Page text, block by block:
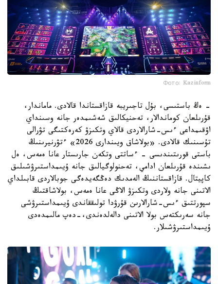
Фото: Kazinform
- ەڭ باستىسى، بۇل تاجىريبە قازاقستاندا قالادى. ماماندار،
قۇرىلعان كوماندالار، تەحنيكالىق شەشىمدەر جانە وسىنداي
اۋقىمداعى ءىس-شارالاردى قالاي وتكىزۋ كەرەكتىگى تۋرالى
تۇسىنىك قالادى. «بولاشاق ويىندارى 2026» ءتۋرنيرىنىڭ
باستى قورىتىندىسى - ءساتتى وتكەن جارىستار عانا ەمەس، ەل
ىشىندە قۇرىلعان ادامي، تەحنولوگيالىق جانە ۇيىمداستىرۋشىلىق
كاپيتال. قازاقستاننىڭ الەمدىك دەڭگەيدەگى جوبالاردى قابىلداي
الاتىنى جانە ولاردى وتكىزۋ الاڭى عانا ەمەس، بولاشاقتىڭ
سپورتتىق ءىس-شارالارىن قۇرۋدا تولىققاندى ۇيىمداستىرۋشى
جانە سەرىكتەس بولا الاتىنى دالەلدەندى،-دەپ مالىمدەدى
ۇيىمداستىرۋشىلار.